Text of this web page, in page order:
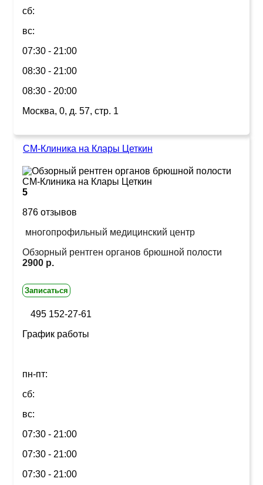
сб:
вс:
07:30 - 21:00
08:30 - 21:00
08:30 - 20:00
Москва, 0, д. 57, стр. 1
СМ-Клиника на Клары Цеткин
5
876 отзывов
многопрофильный медицинский центр
Обзорный рентген органов брюшной полости
2900 р.
Записаться
495 152-27-61
График работы
пн-пт:
сб:
вс:
07:30 - 21:00
07:30 - 21:00
07:30 - 21:00